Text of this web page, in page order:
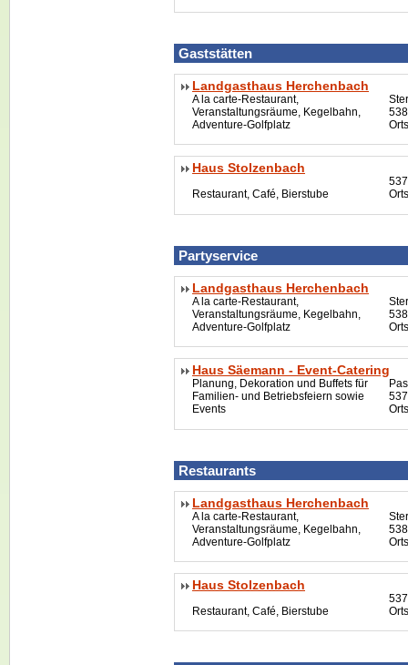
Gaststätten
Landgasthaus Herchenbach
A la carte-Restaurant,
Veranstaltungsräume, Kegelbahn,
Adventure-Golfplatz
Haus Stolzenbach
Restaurant, Café, Bierstube
Partyservice
Landgasthaus Herchenbach
A la carte-Restaurant,
Veranstaltungsräume, Kegelbahn,
Adventure-Golfplatz
Haus Säemann - Event-Catering
Planung, Dekoration und Buffets für
Familien- und Betriebsfeiern sowie
Events
Restaurants
Landgasthaus Herchenbach
A la carte-Restaurant,
Veranstaltungsräume, Kegelbahn,
Adventure-Golfplatz
Haus Stolzenbach
Restaurant, Café, Bierstube